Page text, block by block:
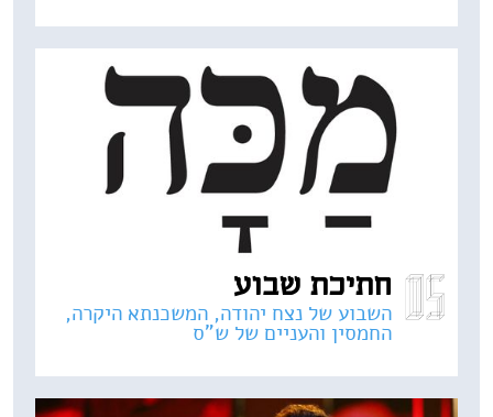
חתיכת שבוע
השבוע של נצח יהודה, המשכנתא היקרה,
החמסין והעניים של ש"ס